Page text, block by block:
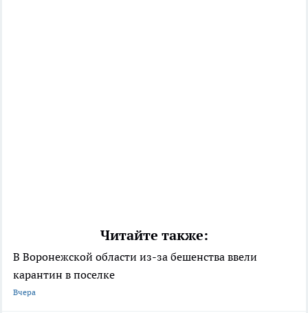
Читайте также:
В Воронежской области из-за бешенства ввели
карантин в поселке
Вчера